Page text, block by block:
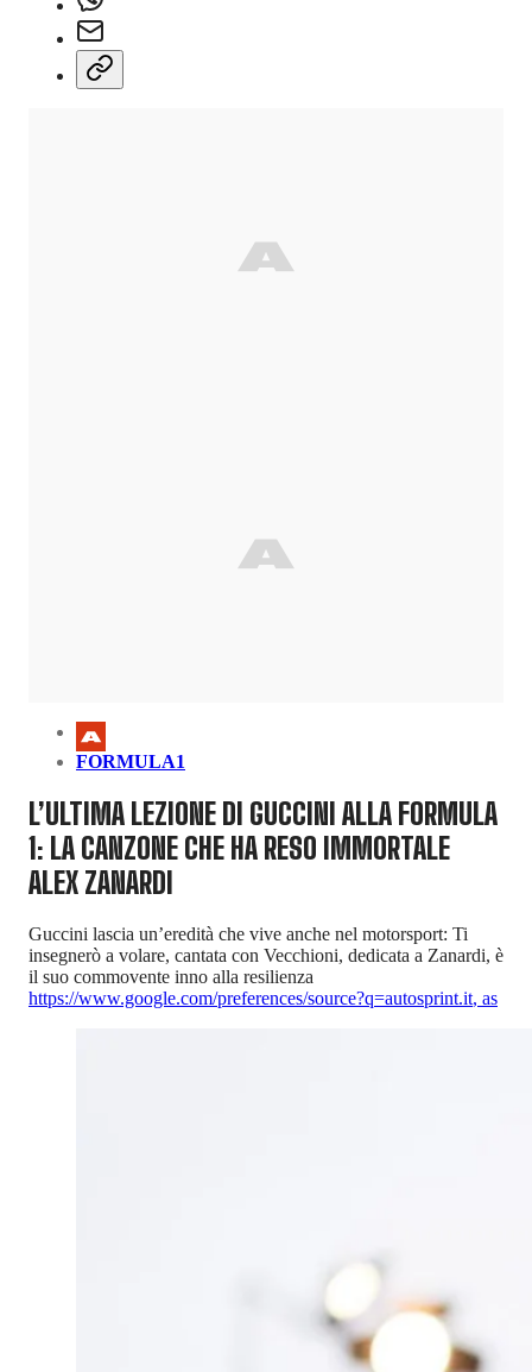
FORMULA1
L’ULTIMA LEZIONE DI GUCCINI ALLA FORMULA
1: LA CANZONE CHE HA RESO IMMORTALE
ALEX ZANARDI
Guccini lascia un’eredità che vive anche nel motorsport: Ti
insegnerò a volare, cantata con Vecchioni, dedicata a Zanardi, è
il suo commovente inno alla resilienza
https://www.google.com/preferences/source?q=autosprint.it, as